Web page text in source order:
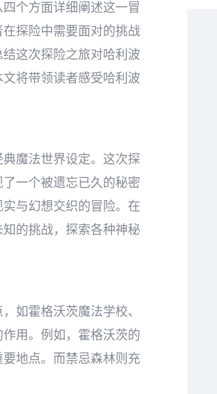
个方面详细阐述这一冒
探险中需要面对的挑战
这次探险之旅对哈利波
将带领读者感受哈利波
魔法世界设定。这次探
一个被遗忘已久的秘密
与幻想交织的冒险。在
的挑战，探索各种神秘
如霍格沃茨魔法学校、
用。例如，霍格沃茨的
地点。而禁忌森林则充